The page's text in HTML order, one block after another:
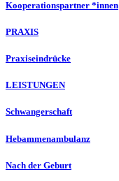
Kooperationspartner *innen
PRAXIS
Praxiseindrücke
LEISTUNGEN
Schwangerschaft
Hebammenambulanz
Nach der Geburt